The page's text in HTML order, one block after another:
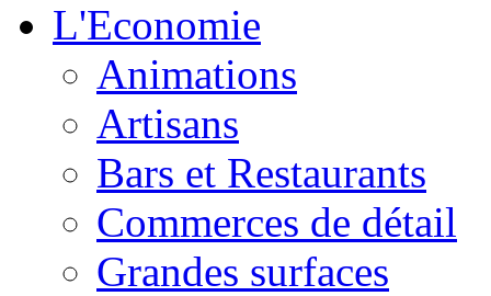
L'Economie
Animations
Artisans
Bars et Restaurants
Commerces de détail
Grandes surfaces